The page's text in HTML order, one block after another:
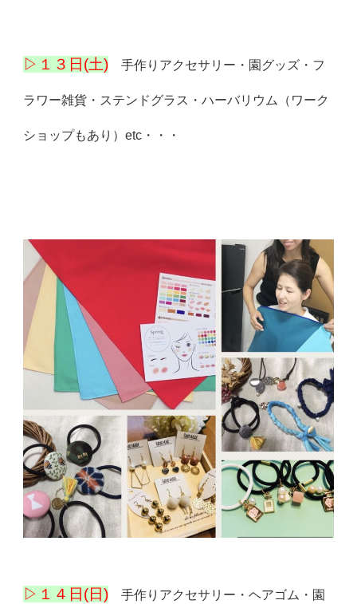
▷１３日(土) 手作りアクセサリー・園グッズ・フ
ラワー雑貨・ステンドグラス・ハーバリウム（ワーク
ショップもあり）etc・・・
▷１４日(日) 手作りアクセサリー・ヘアゴム・園